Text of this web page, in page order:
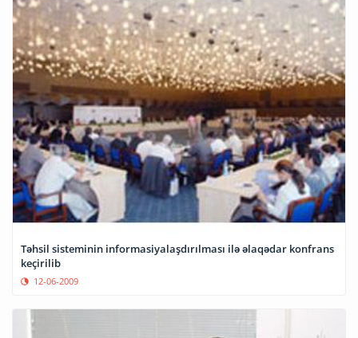
Təhsil sisteminin informasiyalaşdırılması ilə əlaqədar konfrans
keçirilib
12-06-2009